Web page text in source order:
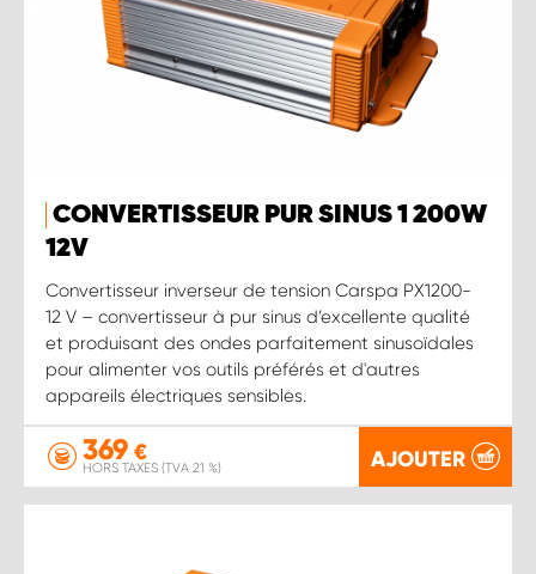
CONVERTISSEUR PUR SINUS 1 200W
12V
Convertisseur inverseur de tension Carspa PX1200-
12 V – convertisseur à pur sinus d’excellente qualité
et produisant des ondes parfaitement sinusoïdales
pour alimenter vos outils préférés et d'autres
appareils électriques sensibles.
369 €
HORS TAXES (TVA 21 %) AJOUTER